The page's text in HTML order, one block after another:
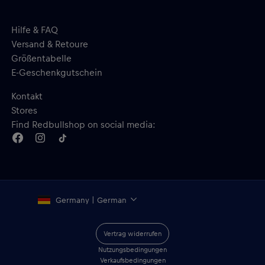
Hilfe & FAQ
Versand & Retoure
Größentabelle
E-Geschenkgutschein
Kontakt
Stores
Find Redbullshop on social media:
Germany | German
Vertrag widerrufen
Nutzungsbedingungen
Verkaufsbedingungen